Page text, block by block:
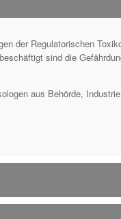
der Regulatorischen
sind die
aus Behörde,